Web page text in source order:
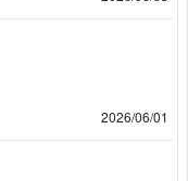
2026/06/01